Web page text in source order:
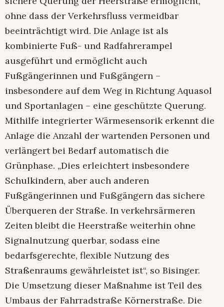
ohne dass der Verkehrsfluss vermeidbar
beeinträchtigt wird. Die Anlage ist als
kombinierte Fuß- und Radfahrerampel
ausgeführt und ermöglicht auch
Fußgängerinnen und Fußgängern –
insbesondere auf dem Weg in Richtung Aquasol
und Sportanlagen – eine geschützte Querung.
Mithilfe integrierter Wärmesensorik erkennt die
Anlage die Anzahl der wartenden Personen und
verlängert bei Bedarf automatisch die
Grünphase. „Dies erleichtert insbesondere
Schulkindern, aber auch anderen
Fußgängerinnen und Fußgängern das sichere
Überqueren der Straße. In verkehrsärmeren
Zeiten bleibt die Heerstraße weiterhin ohne
Signalnutzung querbar, sodass eine
bedarfsgerechte, flexible Nutzung des
Straßenraums gewährleistet ist“, so Bisinger.
Die Umsetzung dieser Maßnahme ist Teil des
Umbaus der Fahrradstraße Körnerstraße. Die